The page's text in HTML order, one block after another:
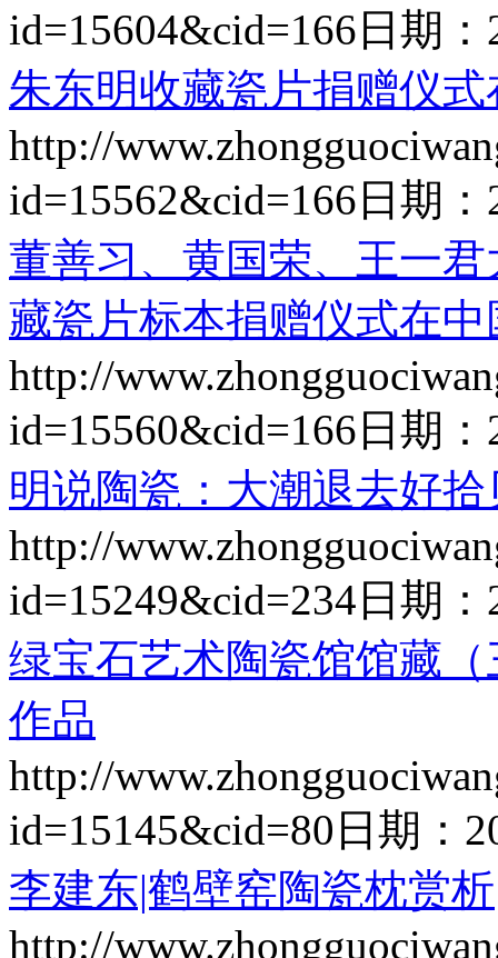
id=15604&cid=166 日期：
朱东明收藏瓷片捐赠仪
http://
id=15562&cid=166 日期：
董善习、黄国荣、王一
藏瓷片标本捐赠仪式在
http://
id=15560&cid=166 日期：
明说陶瓷：大潮退去好拾
http://
id=15249&cid=234 日期：
绿宝石艺术陶瓷馆馆藏
作品
http://
id=15145&cid=80 日期：
李建东|鹤壁窑陶瓷枕赏析
http://